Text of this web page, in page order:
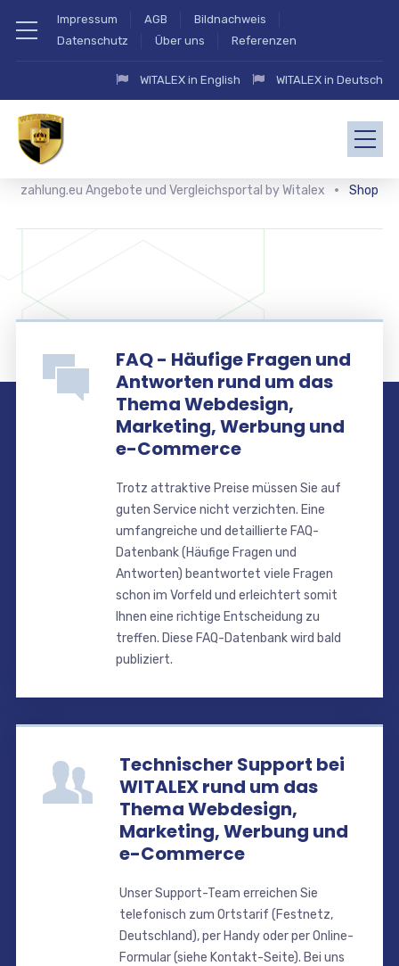
Impressum AGB
Bildnachweis
Datenschutz
Über uns Referenzen
WITALEX in English WITALEX in Deutsch
zahlung.eu Angebote und Vergleichsportal by Witalex Shop
FAQ - Häufige Fragen und
Antworten rund um das
Thema Webdesign,
Marketing, Werbung und
e-Commerce
Trotz attraktive Preise müssen Sie auf
guten Service nicht verzichten. Eine
umfangreiche und detaillierte FAQ-
Datenbank (Häufige Fragen und
Antworten) beantwortet viele Fragen
schon im Vorfeld und erleichtert somit
Ihnen eine richtige Entscheidung zu
treffen. Diese FAQ-Datenbank wird bald
publiziert.
Technischer Support bei
WITALEX rund um das
Thema Webdesign,
Marketing, Werbung und
e-Commerce
Unser Support-Team erreichen Sie
telefonisch zum Ortstarif (Festnetz,
Deutschland), per Handy oder per Online-
Formular (siehe Kontakt-Seite). Bei uns